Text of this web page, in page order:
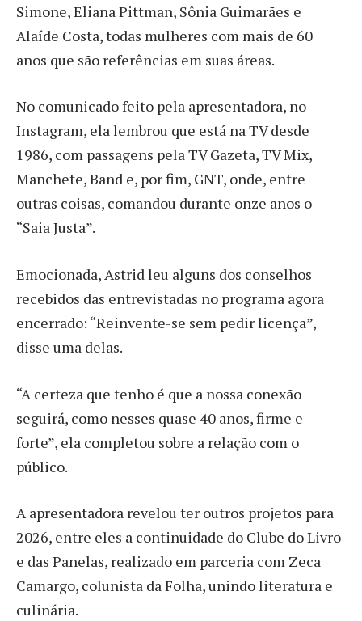
Simone, Eliana Pittman, Sônia Guimarães e
Alaíde Costa, todas mulheres com mais de 60
anos que são referências em suas áreas.
No comunicado feito pela apresentadora, no
Instagram, ela lembrou que está na TV desde
1986, com passagens pela TV Gazeta, TV Mix,
Manchete, Band e, por fim, GNT, onde, entre
outras coisas, comandou durante onze anos o
“Saia Justa”.
Emocionada, Astrid leu alguns dos conselhos
recebidos das entrevistadas no programa agora
encerrado: “Reinvente-se sem pedir licença”,
disse uma delas.
“A certeza que tenho é que a nossa conexão
seguirá, como nesses quase 40 anos, firme e
forte”, ela completou sobre a relação com o
público.
A apresentadora revelou ter outros projetos para
2026, entre eles a continuidade do Clube do Livro
e das Panelas, realizado em parceria com Zeca
Camargo, colunista da Folha, unindo literatura e
culinária.